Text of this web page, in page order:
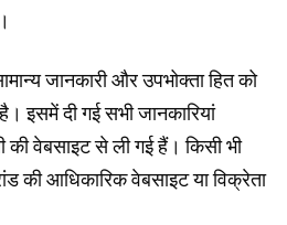
जानकारी और उपभोक्ता हित को
इसमें दी गई सभी जानकारियां
की वेबसाइट से ली गई हैं। किसी भी
की आधिकारिक वेबसाइट या विक्रेता